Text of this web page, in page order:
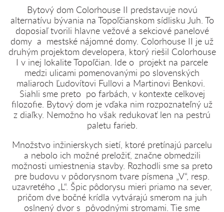
Bytový dom Colorhouse II predstavuje novú
alternatívu bývania na Topoľčianskom sídlisku Juh. To
doposiaľ tvorili hlavne vežové a sekciové panelové
domy a mestské nájomné domy. Colorhouse II je už
druhým projektom developera, ktorý riešil Colorhouse
I v inej lokalite Topoľčian. Ide o projekt na parcele
medzi ulicami pomenovanými po slovenských
maliaroch Ľudovítovi Fullovi a Martinovi Benkovi.
Siahli sme preto po farbách, v kontexte celkovej
filozofie. Bytový dom je vďaka nim rozpoznateľný už
z diaľky. Nemožno ho však redukovať len na pestrú
paletu farieb.
Množstvo inžinierskych sietí, ktoré pretínajú parcelu
a nebolo ich možné preložiť, značne obmedzili
možnosti umiestnenia stavby. Rozhodli sme sa preto
pre budovu v pôdorysnom tvare písmena „V“, resp.
uzavretého „L“. Špic pôdorysu mieri priamo na sever,
pričom dve bočné krídla vytvárajú smerom na juh
oslnený dvor s pôvodnými stromami. Tie sme